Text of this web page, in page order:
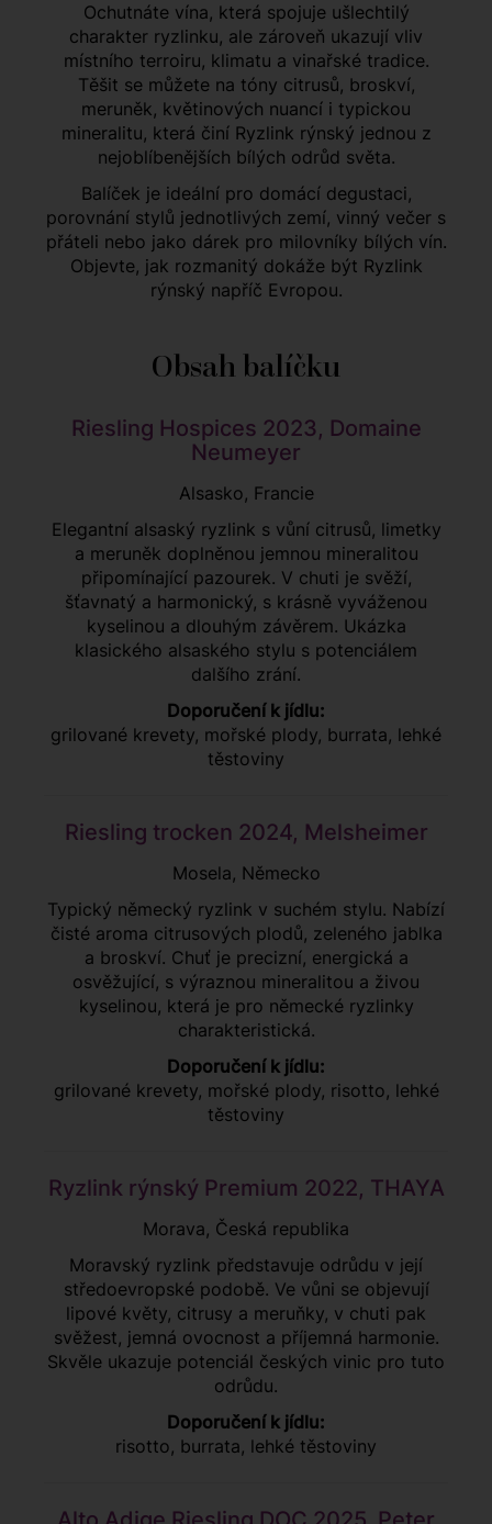
Ochutnáte vína, která spojuje ušlechtilý
charakter ryzlinku, ale zároveň ukazují vliv
místního terroiru, klimatu a vinařské tradice.
Těšit se můžete na tóny citrusů, broskví,
meruněk, květinových nuancí i typickou
mineralitu, která činí Ryzlink rýnský jednou z
nejoblíbenějších bílých odrůd světa.
Balíček je ideální pro domácí degustaci,
porovnání stylů jednotlivých zemí, vinný večer s
přáteli nebo jako dárek pro milovníky bílých vín.
Objevte, jak rozmanitý dokáže být Ryzlink
rýnský napříč Evropou.
Obsah balíčku
Riesling Hospices 2023, Domaine
Neumeyer
Alsasko, Francie
Elegantní alsaský ryzlink s vůní citrusů, limetky
a meruněk doplněnou jemnou mineralitou
připomínající pazourek. V chuti je svěží,
šťavnatý a harmonický, s krásně vyváženou
kyselinou a dlouhým závěrem. Ukázka
klasického alsaského stylu s potenciálem
dalšího zrání.
Doporučení k jídlu:
grilované krevety, mořské plody, burrata, lehké
těstoviny
Riesling trocken 2024, Melsheimer
Mosela, Německo
Typický německý ryzlink v suchém stylu. Nabízí
čisté aroma citrusových plodů, zeleného jablka
a broskví. Chuť je precizní, energická a
osvěžující, s výraznou mineralitou a živou
kyselinou, která je pro německé ryzlinky
charakteristická.
Doporučení k jídlu:
grilované krevety, mořské plody, risotto, lehké
těstoviny
Ryzlink rýnský Premium 2022, THAYA
Morava, Česká republika
Moravský ryzlink představuje odrůdu v její
středoevropské podobě. Ve vůni se objevují
lipové květy, citrusy a meruňky, v chuti pak
svěžest, jemná ovocnost a příjemná harmonie.
Skvěle ukazuje potenciál českých vinic pro tuto
odrůdu.
Doporučení k jídlu:
risotto, burrata, lehké těstoviny